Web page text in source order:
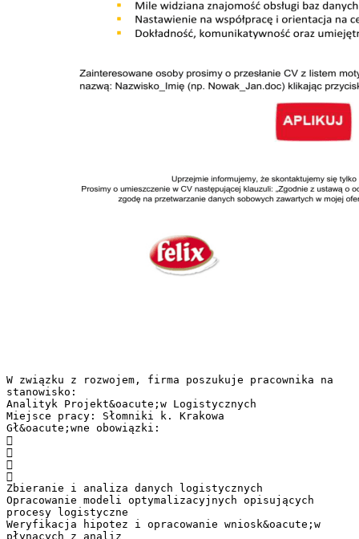
W związku z rozwojem, firma poszukuje pracownika na
stanowisko:
Analityk Projekt&oacute;w Logistycznych
Miejsce pracy: Słomniki k. Krakowa
Gł&oacute;wne obowiązki:




Zbieranie i analiza danych logistycznych
Opracowanie modeli optymalizacyjnych opisujących
procesy logistyczne
Weryfikacja hipotez i opracowanie wniosk&oacute;w
płynących z analiz